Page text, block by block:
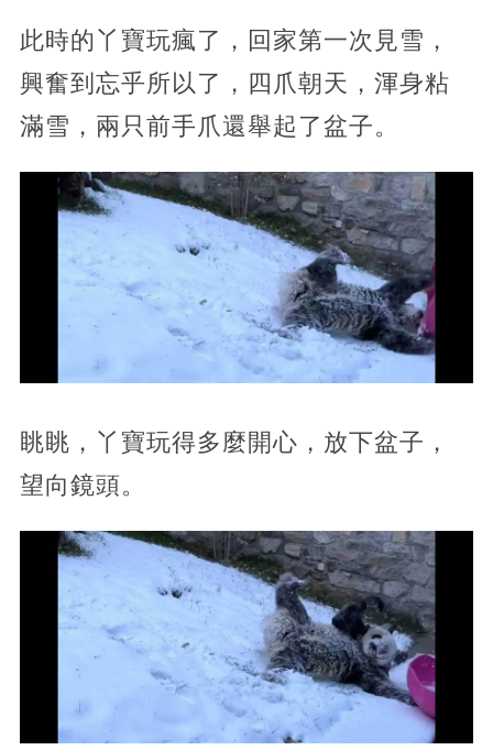
此時的丫寶玩瘋了，回家第一次見雪，
興奮到忘乎所以了，四爪朝天，渾身粘
滿雪，兩只前手爪還舉起了盆子。
眺眺，丫寶玩得多麼開心，放下盆子，
望向鏡頭。